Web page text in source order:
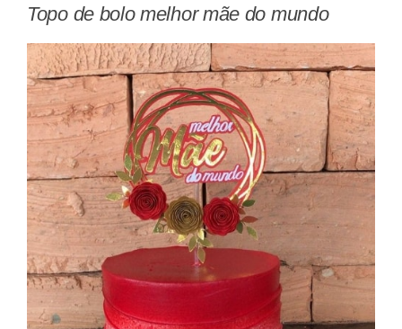
Topo de bolo melhor mãe do mundo